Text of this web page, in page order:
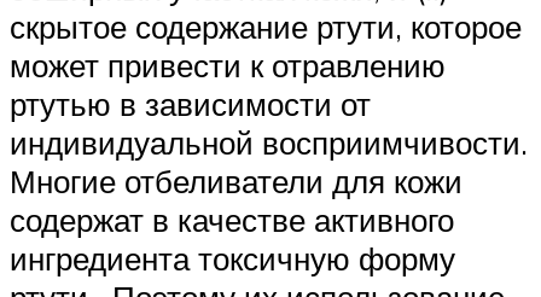
скрытое содержание ртути, которое
может привести к отравлению
ртутью в зависимости от
индивидуальной восприимчивости.
Многие отбеливатели для кожи
содержат в качестве активного
ингредиента токсичную форму